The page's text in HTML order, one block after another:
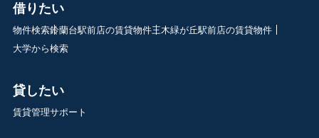
借りたい
物件検索鈴蘭台駅前店の賃貸物件三木緑が丘駅前店の賃貸物件
大学から検索
貸したい
賃貸管理サポート